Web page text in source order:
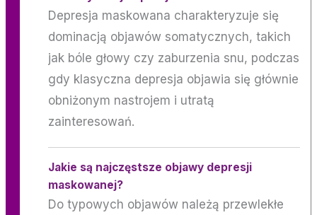
Depresja maskowana charakteryzuje się
dominacją objawów somatycznych, takich
jak bóle głowy czy zaburzenia snu, podczas
gdy klasyczna depresja objawia się głównie
obniżonym nastrojem i utratą
zainteresowań.
Jakie są najczęstsze objawy depresji
maskowanej?
Do typowych objawów należą przewlekłe